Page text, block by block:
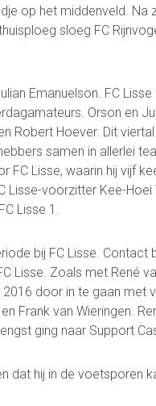
info@fclisse.nl
op het middenveld. Na
sloeg FC
Emanuelson. FC
Orson en
Robert Hoever. Dit
samen in allerlei
Lisse, waarin hij vijf
voorzitter Kee-Hoei
Lisse 1.
bij FC Lisse. Contact
Lisse. Zoals met René
door in te gaan met
Frank van Wieringen.
ging naar Support
dat hij in de voetsporen